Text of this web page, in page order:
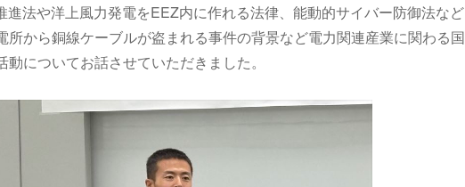
進法や洋上風力発電をEEZ内に作れる法律、能動的サイバー防御法など
所から銅線ケーブルが盗まれる事件の背景など電力関連産業に関わる国
についてお話させていただきました。